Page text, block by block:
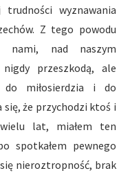
wyznawania
Z tego powodu
nami, nad naszym
przeszkodą, ale
do miłosierdzia i do
się, że przychodzi ktoś i
lat, miałem ten
spotkałem pewnego
się nieroztropność, brak